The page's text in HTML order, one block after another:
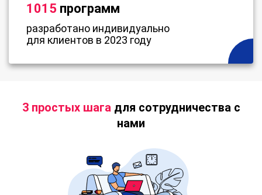
1015 программ
разработано индивидуально
для клиентов в 2023 году
3 простых шагадля сотрудничества с
нами